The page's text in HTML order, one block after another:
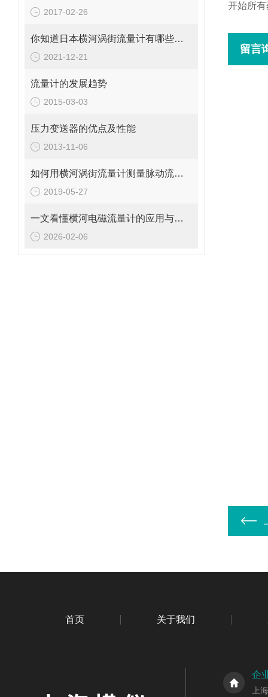
2017-02-26
你知道日本横河涡街流量计有哪些结构优势吗？
2021-12-21
流量计的发展趋势
2015-03-03
压力变送器的优点及性能
2013-11-06
如何用横河涡街流量计测量脉动流流量呢？
2019-05-27
一文看懂横河电磁流量计的应用与使用维护
2026-02-06
开始所有
留言
首页 关于我们
企
上